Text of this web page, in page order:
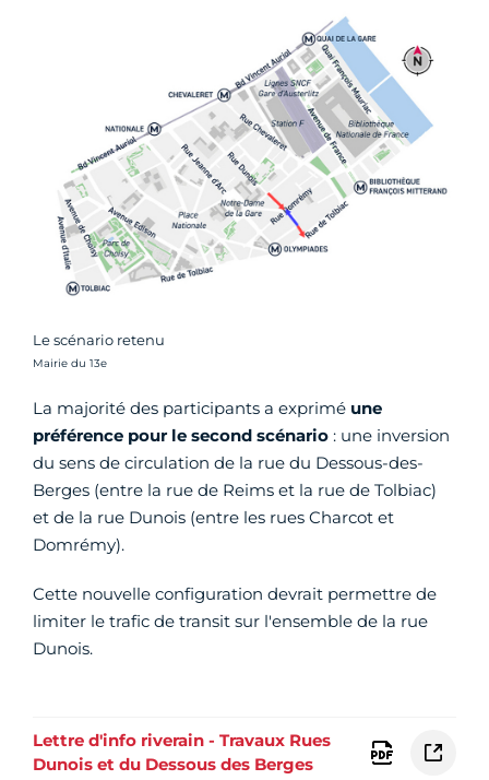
Le scénario retenu
Crédit photo :
Mairie du 13e
La majorité des participants a exprimé une
préférence pour le second scénario : une inversion
du sens de circulation de la rue du Dessous-des-
Berges (entre la rue de Reims et la rue de Tolbiac)
et de la rue Dunois (entre les rues Charcot et
Domrémy).
Cette nouvelle configuration devrait permettre de
limiter le trafic de transit sur l'ensemble de la rue
Dunois.
Lettre d'info riverain - Travaux Rues
Dunois et du Dessous des Berges